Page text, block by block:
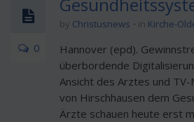
0
by Christusnews in Kirche-
Hannover (epd).
überbordende
Ansicht des Arztes und
von Hirschhausen dem
Ärzte schauen heute erst